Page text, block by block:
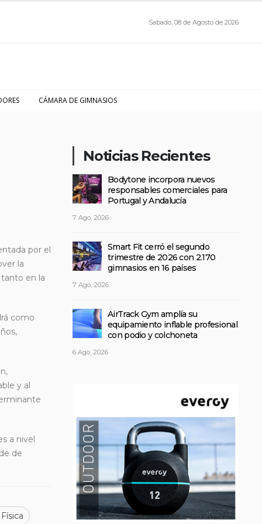
Sabado, 08 de Agosto de 2026
CÁMARA DE GIMNASIOS
por el
la
en la
como
y al
a nivel
de
Noticias Recientes
Bodytone incorpora nuevos
responsables comerciales para
Portugal y Andalucía
7 Ago, 2026
Smart Fit cerró el segundo
trimestre de 2026 con 2.170
gimnasios en 16 países
7 Ago, 2026
AirTrack Gym amplía su
equipamiento inflable profesional
con podio y colchoneta
6 Ago, 2026